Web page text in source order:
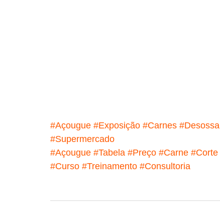
#Açougue #Exposição #Carnes #Desossa
#Supermercado
#Açougue #Tabela #Preço #Carne #Corte
#Curso #Treinamento #Consultoria